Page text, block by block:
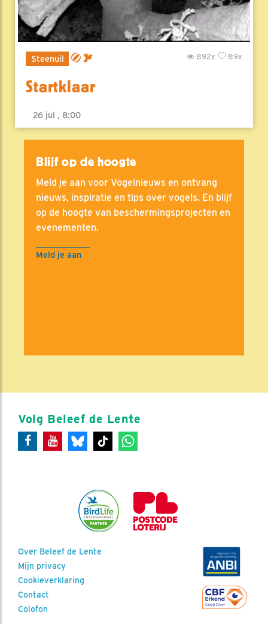
Steenuil 89x
892x
Startklaar
26 jul , 8:00
Blijf op de hoogte
Meld je aan voor Vogelnieuws en ontvang
nieuws, inspiratie en tips over vogels. En blijf
op de hoogte van beschermingsprojecten en
evenementen.
Meld je aan
Volg Beleef de Lente
Over Beleef de Lente
Mijn privacy
Cookieverklaring
Contact
Colofon